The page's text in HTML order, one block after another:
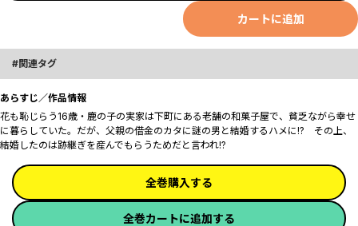
カートに追加
関連タグ
あらすじ／作品情報
花も恥じらう16歳・鹿の子の実家は下町にある老舗の和菓子屋で、貧乏ながら幸せ
に暮らしていた。だが、父親の借金のカタに謎の男と結婚するハメに!? その上、
結婚したのは跡継ぎを産んでもらうためだと言われ――!?
全巻購入する
全巻カートに追加する